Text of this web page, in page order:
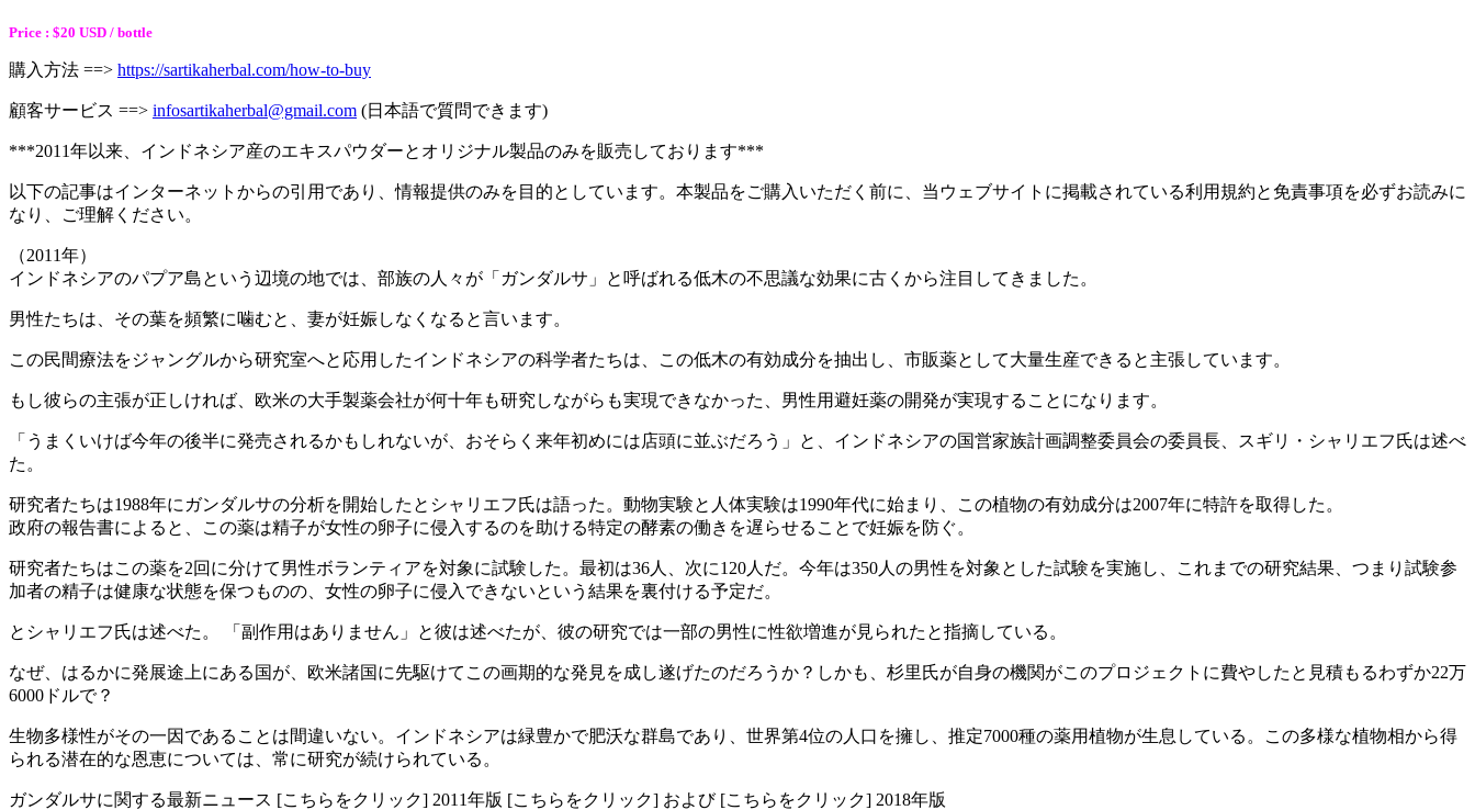
Price : $20 USD / bottle
購入方法 ==> https://sartikaherbal.com/how-to-buy
顧客サービス ==> infosartikaherbal@gmail.com (日本語で質問できます)
***2011年以来、インドネシア産のエキスパウダーとオリジナル製品のみを販売しております***
以下の記事はインターネットからの引用であり、情報提供のみを目的としています。本製品をご購入いただく前に、当ウェブサイトに掲載されている利用規約と免責事項を必ずお読みに
なり、ご理解ください。
（2011年）
インドネシアのパプア島という辺境の地では、部族の人々が「ガンダルサ」と呼ばれる低木の不思議な効果に古くから注目してきました。
男性たちは、その葉を頻繁に噛むと、妻が妊娠しなくなると言います。
この民間療法をジャングルから研究室へと応用したインドネシアの科学者たちは、この低木の有効成分を抽出し、市販薬として大量生産できると主張しています。
もし彼らの主張が正しければ、欧米の大手製薬会社が何十年も研究しながらも実現できなかった、男性用避妊薬の開発が実現することになります。
「うまくいけば今年の後半に発売されるかもしれないが、おそらく来年初めには店頭に並ぶだろう」と、インドネシアの国営家族計画調整委員会の委員長、スギリ・シャリエフ氏は述べ
た。
研究者たちは1988年にガンダルサの分析を開始したとシャリエフ氏は語った。動物実験と人体実験は1990年代に始まり、この植物の有効成分は2007年に特許を取得した。
政府の報告書によると、この薬は精子が女性の卵子に侵入するのを助ける特定の酵素の働きを遅らせることで妊娠を防ぐ。
研究者たちはこの薬を2回に分けて男性ボランティアを対象に試験した。最初は36人、次に120人だ。今年は350人の男性を対象とした試験を実施し、これまでの研究結果、つまり試験参
加者の精子は健康な状態を保つものの、女性の卵子に侵入できないという結果を裏付ける予定だ。
とシャリエフ氏は述べた。 「副作用はありません」と彼は述べたが、彼の研究では一部の男性に性欲増進が見られたと指摘している。
なぜ、はるかに発展途上にある国が、欧米諸国に先駆けてこの画期的な発見を成し遂げたのだろうか？しかも、杉里氏が自身の機関がこのプロジェクトに費やしたと見積もるわずか22万
6000ドルで？
生物多様性がその一因であることは間違いない。インドネシアは緑豊かで肥沃な群島であり、世界第4位の人口を擁し、推定7000種の薬用植物が生息している。この多様な植物相から得
られる潜在的な恩恵については、常に研究が続けられている。
ガンダルサに関する最新ニュース [こちらをクリック] 2011年版 [こちらをクリック] および [こちらをクリック] 2018年版